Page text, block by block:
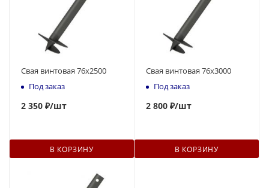
Свая винтовая 76x2500
Под заказ
2 350 ₽/шт
В КОРЗИНУ
Свая винтовая 76x3000
Под заказ
2 800 ₽/шт
В КОРЗИНУ